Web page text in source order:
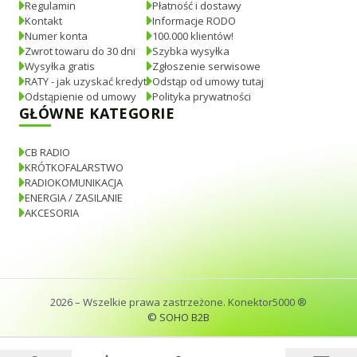
Regulamin
Kontakt
Numer konta
Zwrot towaru do 30 dni
Wysyłka gratis
RATY - jak uzyskać kredyt
Odstąpienie od umowy
Płatność i dostawy
Informacje RODO
100.000 klientów!
Szybka wysyłka
Zgłoszenie serwisowe
Odstąp od umowy tutaj
Polityka prywatności
GŁÓWNE KATEGORIE
CB RADIO
KRÓTKOFALARSTWO
RADIOKOMUNIKACJA
ENERGIA / ZASILANIE
AKCESORIA
2026– Wszelkie prawa zastrzeżone. Konektor5000 ®
© SOHO B2B